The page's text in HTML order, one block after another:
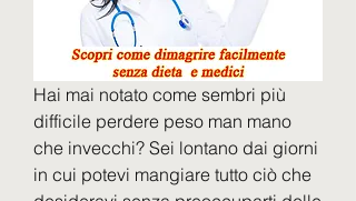
Hai mai notato come sembri più
difficile perdere peso man mano
che invecchi? Sei lontano dai giorni
in cui potevi mangiare tutto ciò che